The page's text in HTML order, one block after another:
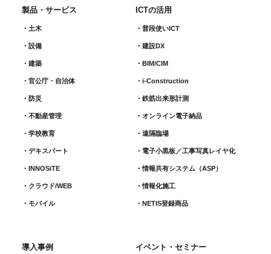
製品・サービス
土木
設備
建築
官公庁・自治体
防災
不動産管理
学校教育
デキスパート
INNOSiTE
クラウド/WEB
モバイル
ICTの活用
普段使いICT
建設DX
BIM/CIM
i-Construction
鉄筋出来形計測​
オンライン電子納品
遠隔臨場
電子小黒板／工事写真レイヤ化
情報共有システム（ASP）
情報化施工
NETIS登録商品
導入事例 イベント・セミナー